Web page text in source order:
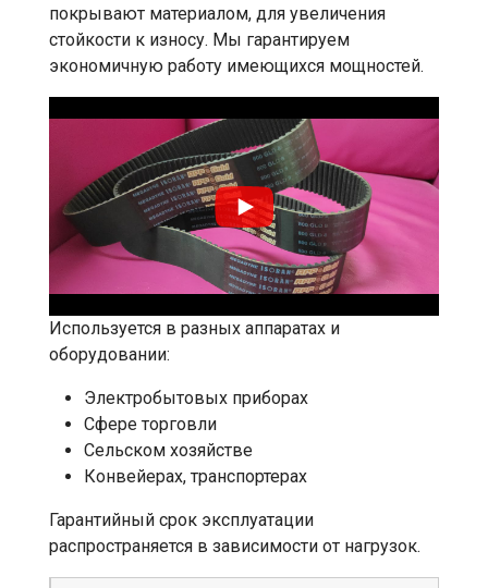
покрывают материалом, для увеличения
стойкости к износу. Мы гарантируем
экономичную работу имеющихся мощностей.
Используется в разных аппаратах и
оборудовании:
Электробытовых приборах
Сфере торговли
Сельском хозяйстве
Конвейерах, транспортерах
Гарантийный срок эксплуатации
распространяется в зависимости от нагрузок.